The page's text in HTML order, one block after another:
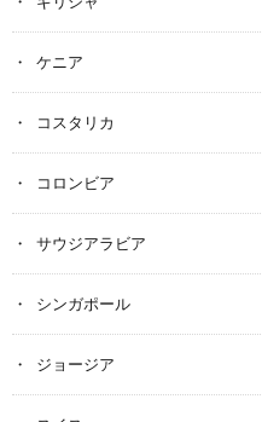
ケニア
コスタリカ
コロンビア
サウジアラビア
シンガポール
ジョージア